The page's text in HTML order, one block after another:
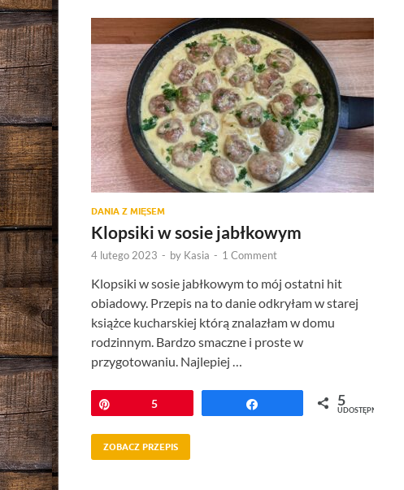
DANIA Z MIĘSEM
Klopsiki w sosie jabłkowym
4 lutego 2023 - by Kasia - 1 Comment
Klopsiki w sosie jabłkowym to mój ostatni hit
obiadowy. Przepis na to danie odkryłam w starej
książce kucharskiej którą znalazłam w domu
rodzinnym. Bardzo smaczne i proste w
przygotowaniu. Najlepiej …
Przypnij
5 Udostępnij 5
UDOSTĘPNIEŃ
ZOBACZ PRZEPIS